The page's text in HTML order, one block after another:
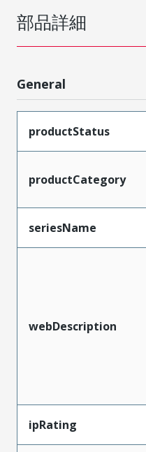
部品詳細
General
productStatus
productCategory
seriesName
webDescription
ipRating